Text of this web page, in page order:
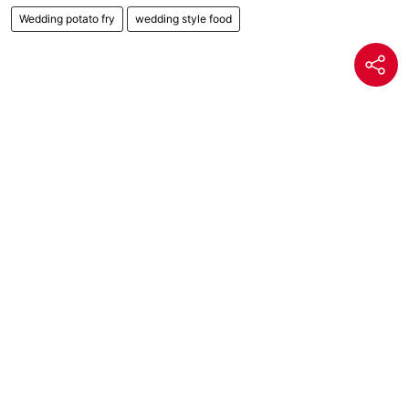
Wedding potato fry wedding style food